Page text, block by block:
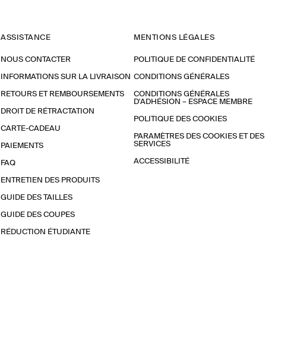
ASSISTANCE
NOUS CONTACTER
INFORMATIONS SUR LA LIVRAISON
RETOURS ET REMBOURSEMENTS
DROIT DE RÉTRACTATION
CARTE-CADEAU
PAIEMENTS
FAQ
ENTRETIEN DES PRODUITS
GUIDE DES TAILLES
GUIDE DES COUPES
RÉDUCTION ÉTUDIANTE
MENTIONS LÉGALES
POLITIQUE DE CONFIDENTIALITÉ
CONDITIONS GÉNÉRALES
CONDITIONS GÉNÉRALES
D'ADHÉSION – ESPACE MEMBRE
POLITIQUE DES COOKIES
PARAMÈTRES DES COOKIES ET DES
SERVICES
ACCESSIBILITÉ